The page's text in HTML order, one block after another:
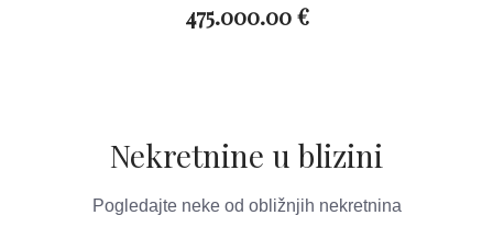
475.000.00 €
Nekretnine u blizini
Pogledajte neke od obližnjih nekretnina